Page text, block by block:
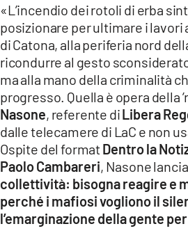
LACTV.IT
LACONAIR.IT
LACITYMAG.IT
ILREGGINO.IT
COSENZACHANNEL.IT
ILVIBONESE.IT
CATANZAROCHANNEL.IT
LACAPITALENEWS.IT
«L’incendio dei rotoli di erba
posizionare per ultimare i lavori
di Catona, alla periferia nord
ricondurre al gesto
ma alla mano della criminalità
progresso. Quella è opera della
Nasone, referente diLibera
dalle telecamere di LaC e non
Ospite del formatDentro la
Paolo Cambareri, Nasone
collettività: bisogna reagire e
perché i mafiosi vogliono il
l’emarginazione della gente